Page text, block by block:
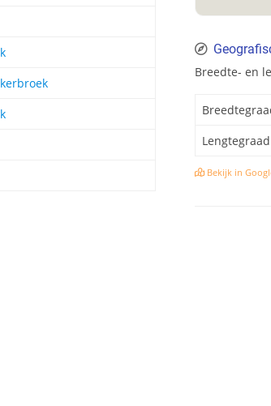
Breedte- en
Lengtegraad
Bekijk in